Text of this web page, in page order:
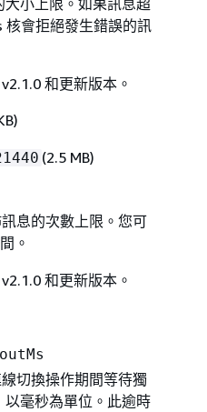
大小上限。如果訊息超
會拒絕發生錯誤的訊
和更新版本。
(2.5 MB)
息的次數上限。您可
。
和更新版本。
切換操作期間等待獨
毫秒為單位。此逾時